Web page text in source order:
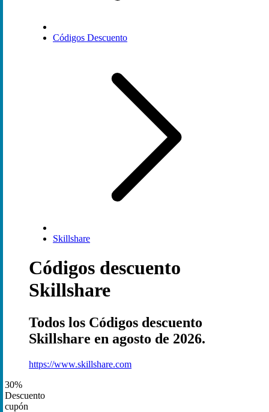
Códigos Descuento
Skillshare
Códigos descuento
Skillshare
Todos los Códigos descuento
Skillshare en agosto de 2026.
https://www.skillshare.com
30%
Descuento
cupón